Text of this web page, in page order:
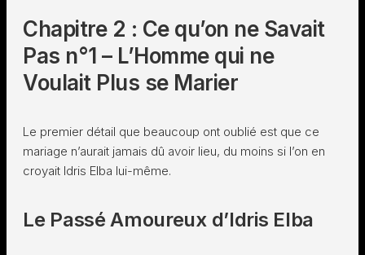
Chapitre 2 : Ce qu’on ne Savait
Pas n°1 – L’Homme qui ne
Voulait Plus se Marier
Le premier détail que beaucoup ont oublié est que ce
mariage n’aurait jamais dû avoir lieu, du moins si l’on en
croyait Idris Elba lui-même.
Le Passé Amoureux d’Idris Elba